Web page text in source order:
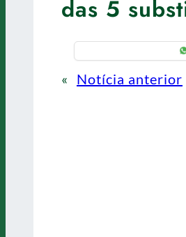
das 5
« Notícia anterior